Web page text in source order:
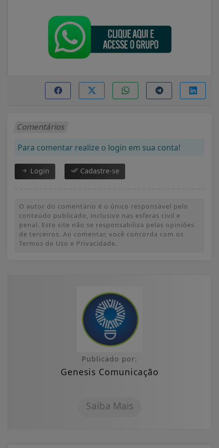
Comentários
Para comentar realize o login em sua conta!
Login Cadastre-se
O autor do comentário é o único responsável pelo
conteúdo publicado, inclusive nas esferas civil e
penal. Este site não se responsabiliza pelas opiniões
de terceiros. Ao comentar, você concorda com os
Termos de Uso e Privacidade.
Publicado por:
Genesis Comunicação
Saiba Mais